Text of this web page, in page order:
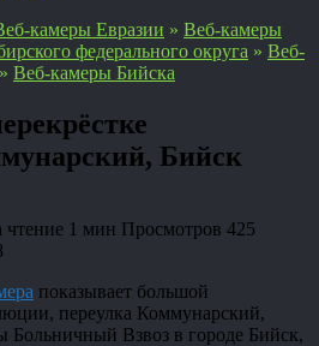
камеры Евразии » Веб-камеры
федерального округа » Веб-
» Веб-камеры Бийска
Бийск
чтение 1 мин Просмотров 425
показывает большой
переулка Коммунарский,
Больничный Взвоз в городе Бийск,